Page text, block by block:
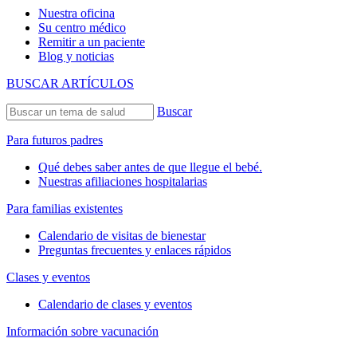
Nuestra oficina
Su centro médico
Remitir a un paciente
Blog y noticias
BUSCAR ARTÍCULOS
Buscar
Para futuros padres
Qué debes saber antes de que llegue el bebé.
Nuestras afiliaciones hospitalarias
Para familias existentes
Calendario de visitas de bienestar
Preguntas frecuentes y enlaces rápidos
Clases y eventos
Calendario de clases y eventos
Información sobre vacunación